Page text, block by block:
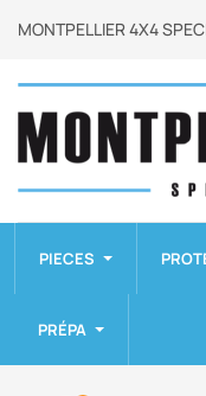
MONTPELLIER 4X4
PIECES
PRÉPA